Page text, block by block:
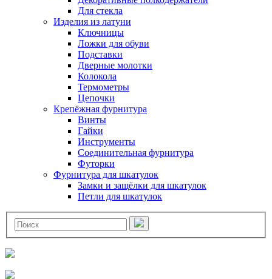
Для стекла
Изделия из латуни
Ключницы
Ложки для обуви
Подставки
Дверные молотки
Колокола
Термометры
Цепочки
Крепёжная фурнитура
Винты
Гайки
Инструменты
Соединительная фурнитура
Футорки
Фурнитура для шкатулок
Замки и защёлки для шкатулок
Петли для шкатулок